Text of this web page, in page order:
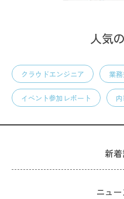
人気
クラウドエンジニア 業
イベント参加レポート
新
ニュ